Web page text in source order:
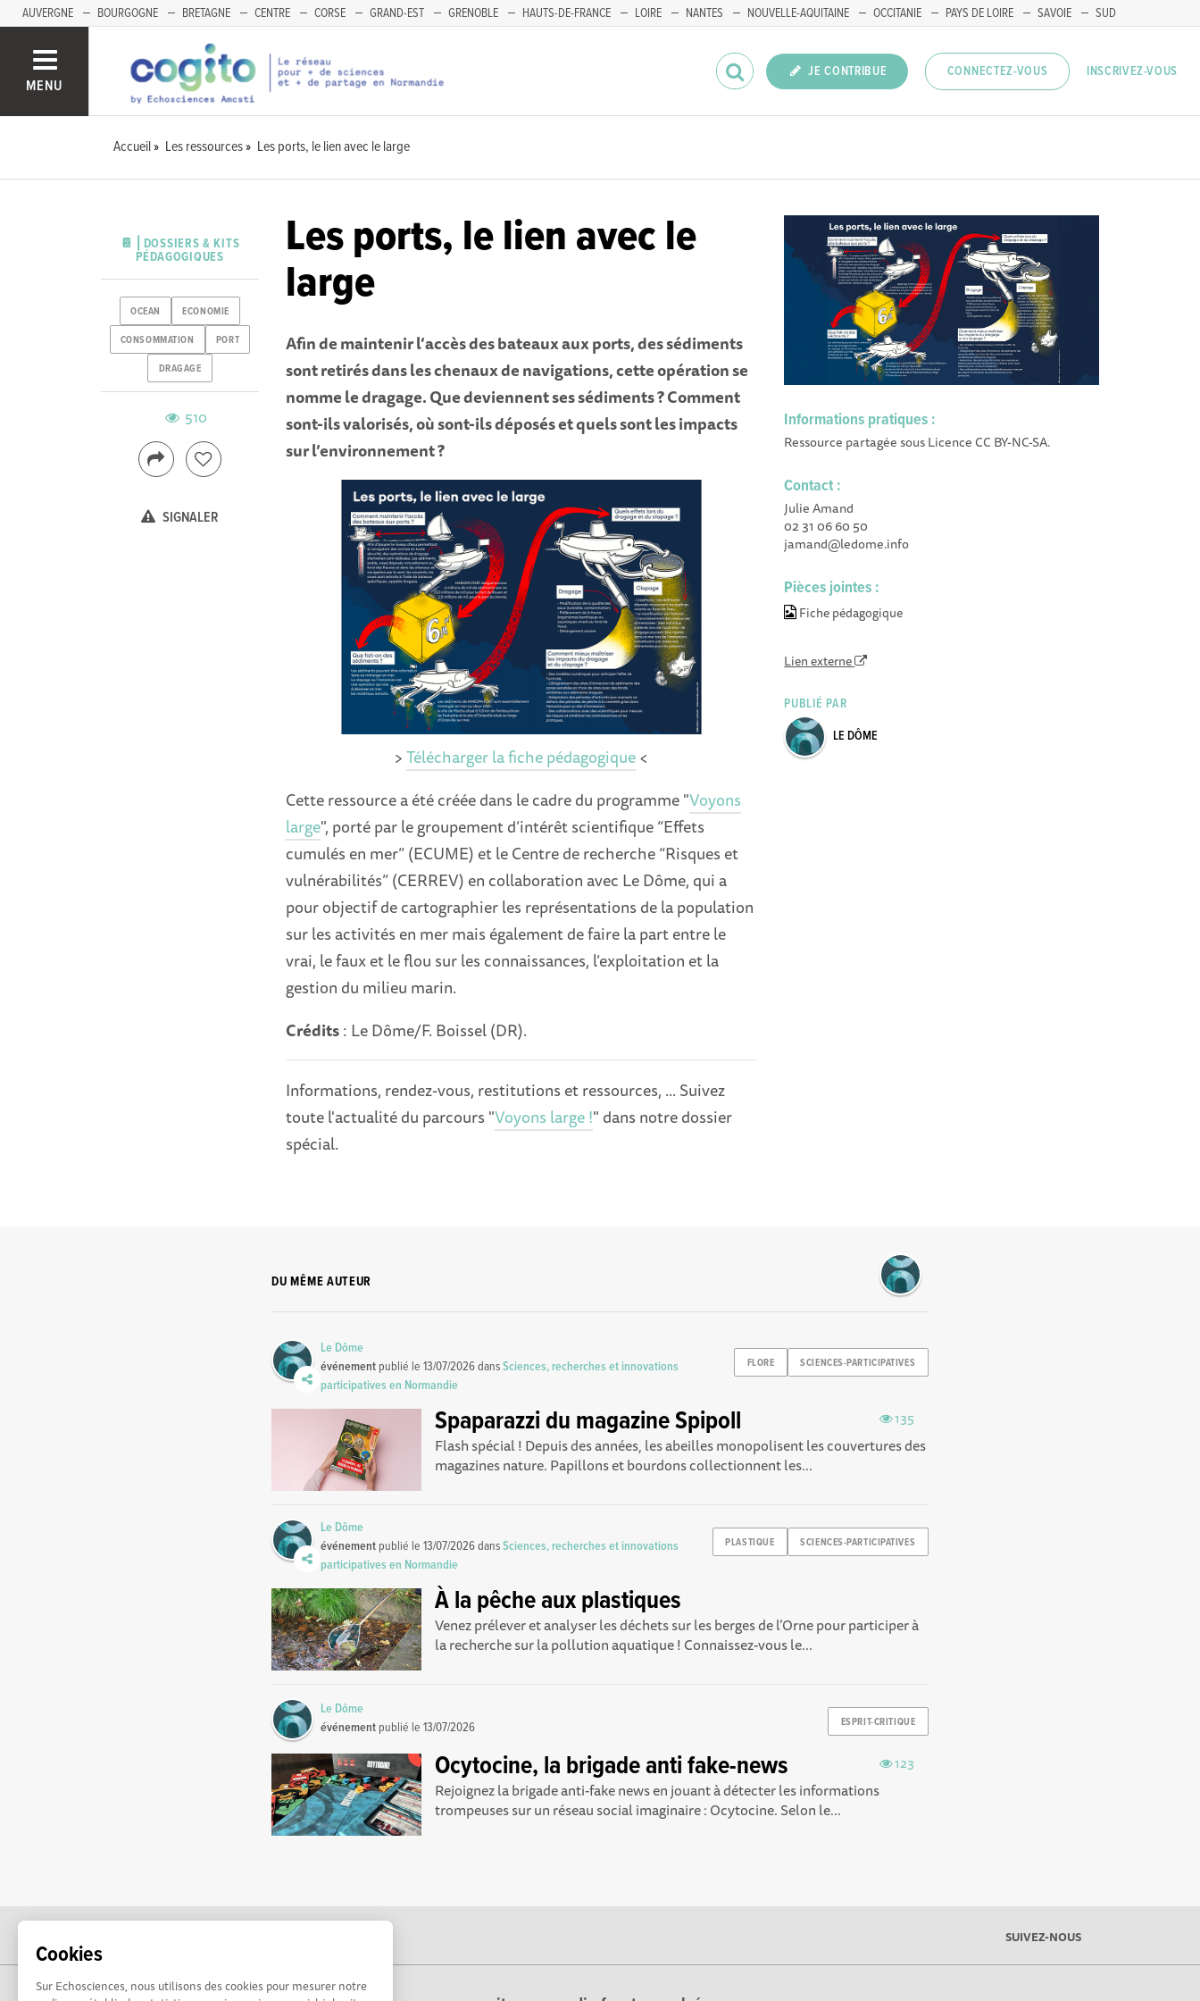
Cookies
Sur Echosciences, nous utilisons des cookies pour mesurer notre
AUVERGNE BOURGOGNE BRETAGNE CENTRE CORSE GRAND-EST GRENOBLE HAUTS-DE-FRANCE LOIRE NANTES NOUVELLE-AQUITAINE OCCITANIE PAYS DE LOIRE SAVOIE SUD
MENU
JE CONTRIBUE CONNECTEZ-VOUS INSCRIVEZ-VOUS
Accueil Les ressources Les ports, le lien avec le large
Les ports, le lien avec le
large
Afin de maintenir l’accès des bateaux aux ports, des sédiments
sont retirés dans les chenaux de navigations, cette opération se
nomme le dragage. Que deviennent ses sédiments ? Comment
sont-ils valorisés, où sont-ils déposés et quels sont les impacts
sur l’environnement ?
>Télécharger la fiche pédagogique<
Cette ressource a été créée dans le cadre du programme "Voyons
large", porté par le groupement d’intérêt scientifique “Effets
cumulés en mer” (ECUME) et le Centre de recherche “Risques et
vulnérabilités” (CERREV) en collaboration avec Le Dôme, qui a
pour objectif de cartographier les représentations de la population
sur les activités en mer mais également de faire la part entre le
vrai, le faux et le flou sur les connaissances, l’exploitation et la
gestion du milieu marin.
Crédits: Le Dôme/F. Boissel (DR).
Informations, rendez-vous, restitutions et ressources, ... Suivez
toute l'actualité du parcours "Voyons large !" dans notre dossier
spécial.
Informations pratiques :
Ressource partagée sous Licence CC BY-NC-SA.
Contact :
Julie Amand
02 31 06 60 50
jamand@ledome.info
Pièces jointes :
Fiche pédagogique
Lien externe
PUBLIÉ PAR
LE DÔME
📔 ⎜DOSSIERS & KITS
PÉDAGOGIQUES
OCEAN ECONOMIE
CONSOMMATION PORT
DRAGAGE
510
SIGNALER
DU MÊME AUTEUR
FLORE SCIENCES-PARTICIPATIVES
Le Dôme
événement publié le13/07/2026dansSciences, recherches et innovations
participatives en Normandie
135
Spaparazzi du magazine Spipoll
Flash spécial ! Depuis des années, les abeilles monopolisent les couvertures des
magazines nature. Papillons et bourdons collectionnent les...
PLASTIQUE SCIENCES-PARTICIPATIVES
Le Dôme
événement publié le13/07/2026dansSciences, recherches et innovations
participatives en Normandie
À la pêche aux plastiques
Venez prélever et analyser les déchets sur les berges de l’Orne pour participer à
la recherche sur la pollution aquatique ! Connaissez-vous le...
ESPRIT-CRITIQUE
Le Dôme
événement publié le13/07/2026
123
Ocytocine, la brigade anti fake-news
Rejoignez la brigade anti-fake news en jouant à détecter les informations
trompeuses sur un réseau social imaginaire : Ocytocine. Selon le...
SUIVEZ-NOUS